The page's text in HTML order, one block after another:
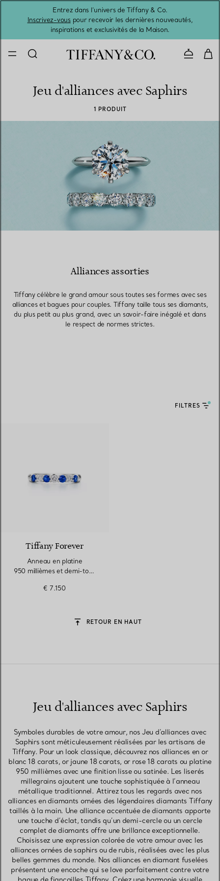
Entrez dans l’univers de Tiffany & Co.
Inscrivez-vouspour recevoir les dernières nouveautés,
inspirations et exclusivités de la Maison.
Jeu d'alliances avec Saphirs
1 PRODUIT
Alliances assorties
Tiffany célèbre le grand amour sous toutes ses formes avec ses
alliances et bagues pour couples. Tiffany taille tous ses diamants,
du plus petit au plus grand, avec un savoir-faire inégalé et dans
le respect de normes strictes.
FILTRES
Tiffany Forever
Anneau en platine
950 millièmes et demi-tour
€ 7.150
RETOUR EN HAUT
Jeu d'alliances avec Saphirs
Symboles durables de votre amour, nos Jeu d'alliances avec
Saphirs sont méticuleusement réalisées par les artisans de
Tiffany. Pour un look classique, découvrez nos alliances en or
blanc 18 carats, or jaune 18 carats, or rose 18 carats ou platine
950 millièmes avec une finition lisse ou satinée. Les liserés
millegrains ajoutent une touche sophistiquée à l’anneau
métallique traditionnel. Attirez tous les regards avec nos
alliances en diamants ornées des légendaires diamants Tiffany
taillés à la main. Une alliance accentuée de diamants apporte
une touche d’éclat, tandis qu’un demi-cercle ou un cercle
complet de diamants offre une brillance exceptionnelle.
Choisissez une expression colorée de votre amour avec les
alliances ornées de saphirs ou de rubis, réalisées avec les plus
belles gemmes du monde. Nos alliances en diamant fuselées
présentent une encoche qui se love parfaitement contre votre